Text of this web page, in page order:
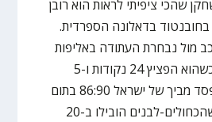
שהכי ציפיתי לראות הוא רובן
בדאלונה הספרדית.
בן ה-19 כיכב מול נבחרת העתודה באליפות
אירופה בקיץ 2022, כשהוא הפציץ 24 נקודות ו-5
ריבאונדים בדרך להפסד מביך של ישראל 86:90 בתום
הארכה דווקא אחרי שהכחולים-לבנים הובילו ב-20